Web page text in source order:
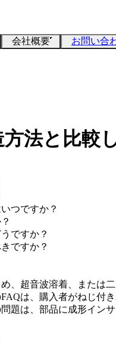
会社概要 お問い合
法と比較
つですか？
ですか？
ですか？
、超音波溶着、また
は、購入者がねじ
題は、部品に成形イン